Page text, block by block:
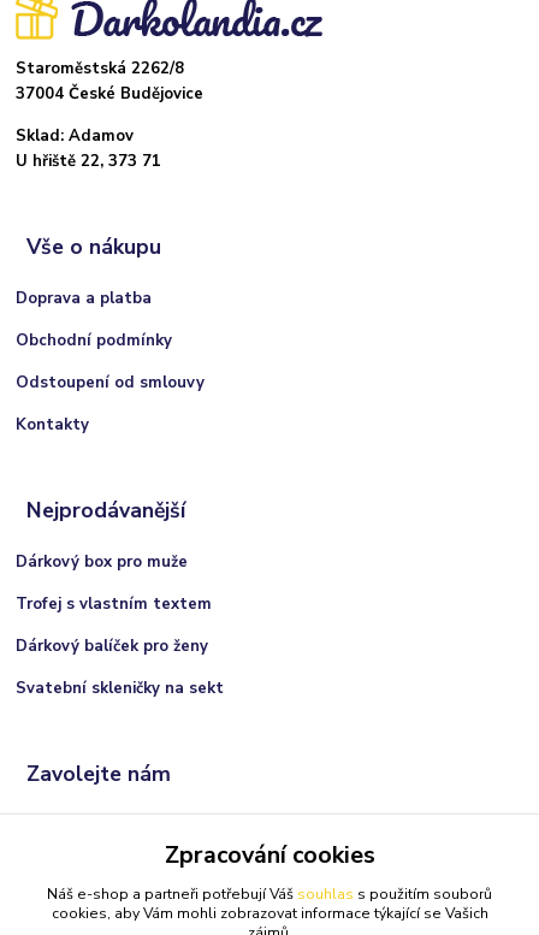
Staroměstská 2262/8
37004 České Budějovice
Sklad: Adamov
U hřiště 22, 373 71
Vše o nákupu
Doprava a platba
Obchodní podmínky
Odstoupení od smlouvy
Kontakty
Nejprodávanější
Dárkový box pro muže
Trofej s vlastním textem
Dárkový balíček pro ženy
Svatební skleničky na sekt
Zavolejte nám
(Po-Ne, 9:00 - 21:00 hod.)
info@darkolandia.cz
Zpracování cookies
Náš e-shop a partneři potřebují Váš souhlas s použitím souborů
cookies, aby Vám mohli zobrazovat informace týkající se Vašich